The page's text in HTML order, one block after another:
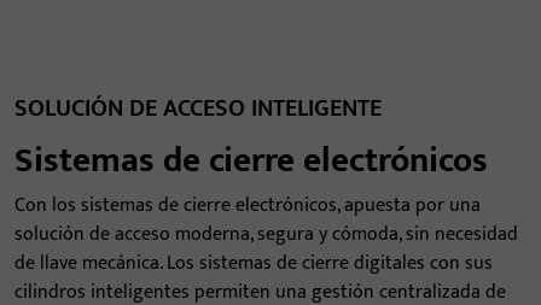
SOLUCIÓN DE ACCESO INTELIGENTE
Sistemas de cierre electrónicos
Con los sistemas de cierre electrónicos, apuesta por una
solución de acceso moderna, segura y cómoda, sin necesidad
de llave mecánica. Los sistemas de cierre digitales con sus
cilindros inteligentes permiten una gestión centralizada de